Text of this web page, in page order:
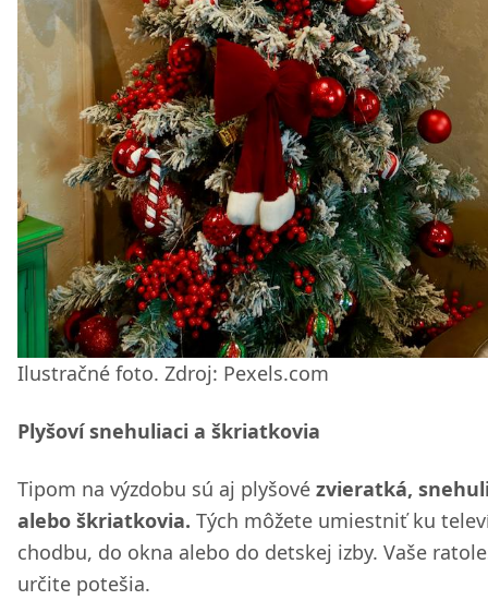
Ilustračné foto. Zdroj: Pexels.com
Plyšoví snehuliaci a škriatkovia
Tipom na výzdobu sú aj plyšové zvieratká,
alebo škriatkovia. Tých môžete umiestniť ku
chodbu, do okna alebo do detskej izby. Vaše
určite potešia.